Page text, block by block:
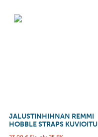
JALUSTINHIHNAN REMMI
HOBBLE STRAPS KUVIOITU